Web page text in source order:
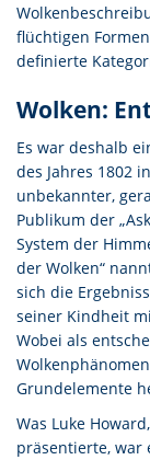
flüchtigen
definierte
Wolken:
Es war deshalb
des Jahres 1802
unbekannter,
Publikum der
System der
der Wolken“
sich die
seiner Kindheit
Wobei als
Grundelemente
Was Luke
präsentierte, war